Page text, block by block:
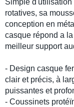
Simple d'utilisation
rotatives, sa
conception en métal
casque répond a
meilleur support
- Design casque
clair et précis, à
puissantes et
- Coussinets